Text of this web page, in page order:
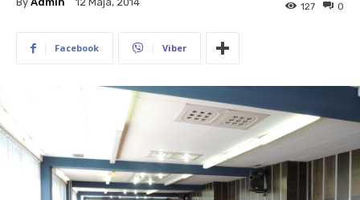
0
127
Facebook Viber